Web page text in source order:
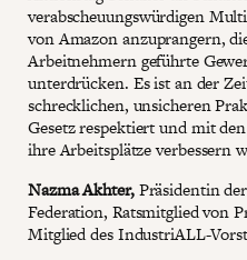
verabscheuungswürdigen
von Amazon anzuprangern,
Arbeitnehmern geführte
unterdrücken. Es ist an der
schrecklichen, unsicheren
Gesetz respektiert und mit
ihre Arbeitsplätze verbessern
Nazma Akhter,Präsidentin
Federation, Ratsmitglied von
Mitglied des IndustriALL-